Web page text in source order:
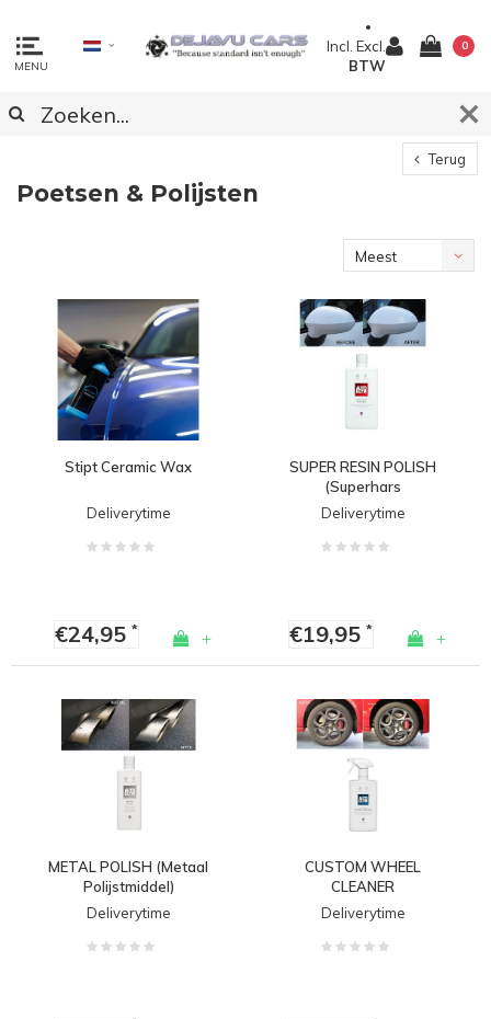
MENU
Incl. Excl.
BTW
0
Terug
Poetsen & Polijsten
Meest
Stipt Ceramic Wax
Deliverytime
€24,95* +
SUPER RESIN POLISH
(Superhars
Polijstmiddel)
Deliverytime
€19,95* +
METAL POLISH (Metaal
Polijstmiddel)
Deliverytime
CUSTOM WHEEL
CLEANER
(VELGENREINIGER)
Deliverytime